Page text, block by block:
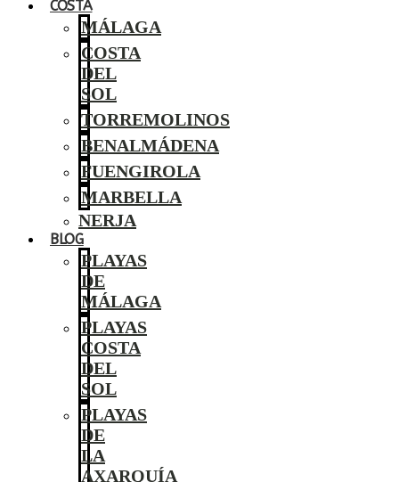
COSTA
MÁLAGA
COSTA
DEL
SOL
TORREMOLINOS
BENALMÁDENA
FUENGIROLA
MARBELLA
NERJA
BLOG
PLAYAS
DE
MÁLAGA
PLAYAS
COSTA
DEL
SOL
PLAYAS
DE
LA
AXARQUÍA